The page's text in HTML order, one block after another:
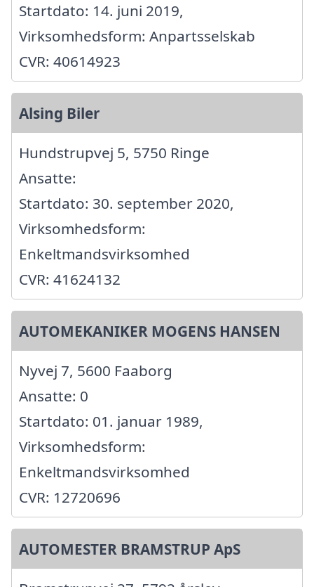
Startdato: 14. juni 2019,
Virksomhedsform: Anpartsselskab
CVR: 40614923
Alsing Biler
Hundstrupvej 5, 5750 Ringe
Ansatte:
Startdato: 30. september 2020,
Virksomhedsform:
Enkeltmandsvirksomhed
CVR: 41624132
AUTOMEKANIKER MOGENS HANSEN
Nyvej 7, 5600 Faaborg
Ansatte: 0
Startdato: 01. januar 1989,
Virksomhedsform:
Enkeltmandsvirksomhed
CVR: 12720696
AUTOMESTER BRAMSTRUP ApS